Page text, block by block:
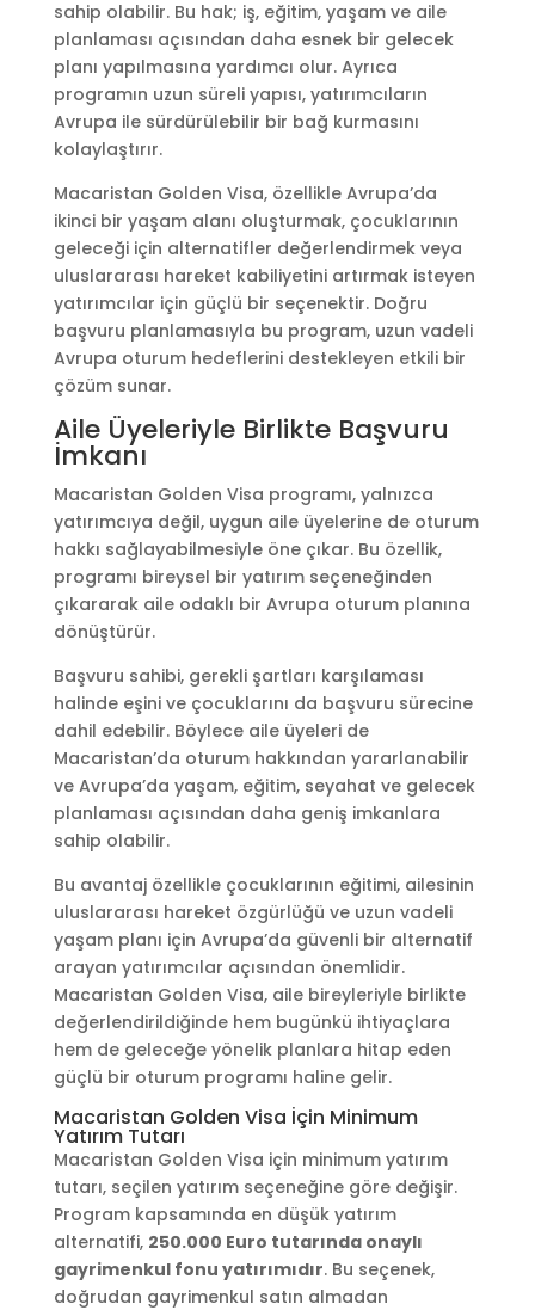
sahip olabilir. Bu hak; iş, eğitim, yaşam ve aile
planlaması açısından daha esnek bir gelecek
planı yapılmasına yardımcı olur. Ayrıca
programın uzun süreli yapısı, yatırımcıların
Avrupa ile sürdürülebilir bir bağ kurmasını
kolaylaştırır.
Macaristan Golden Visa, özellikle Avrupa’da
ikinci bir yaşam alanı oluşturmak, çocuklarının
geleceği için alternatifler değerlendirmek veya
uluslararası hareket kabiliyetini artırmak isteyen
yatırımcılar için güçlü bir seçenektir. Doğru
başvuru planlamasıyla bu program, uzun vadeli
Avrupa oturum hedeflerini destekleyen etkili bir
çözüm sunar.
Aile Üyeleriyle Birlikte Başvuru
İmkanı
Macaristan Golden Visa programı, yalnızca
yatırımcıya değil, uygun aile üyelerine de oturum
hakkı sağlayabilmesiyle öne çıkar. Bu özellik,
programı bireysel bir yatırım seçeneğinden
çıkararak aile odaklı bir Avrupa oturum planına
dönüştürür.
Başvuru sahibi, gerekli şartları karşılaması
halinde eşini ve çocuklarını da başvuru sürecine
dahil edebilir. Böylece aile üyeleri de
Macaristan’da oturum hakkından yararlanabilir
ve Avrupa’da yaşam, eğitim, seyahat ve gelecek
planlaması açısından daha geniş imkanlara
sahip olabilir.
Bu avantaj özellikle çocuklarının eğitimi, ailesinin
uluslararası hareket özgürlüğü ve uzun vadeli
yaşam planı için Avrupa’da güvenli bir alternatif
arayan yatırımcılar açısından önemlidir.
Macaristan Golden Visa, aile bireyleriyle birlikte
değerlendirildiğinde hem bugünkü ihtiyaçlara
hem de geleceğe yönelik planlara hitap eden
güçlü bir oturum programı haline gelir.
Macaristan Golden Visa İçin Minimum
Yatırım Tutarı
Macaristan Golden Visa için minimum yatırım
tutarı, seçilen yatırım seçeneğine göre değişir.
Program kapsamında en düşük yatırım
alternatifi, 250.000 Euro tutarında onaylı
gayrimenkul fonu yatırımıdır. Bu seçenek,
doğrudan gayrimenkul satın almadan